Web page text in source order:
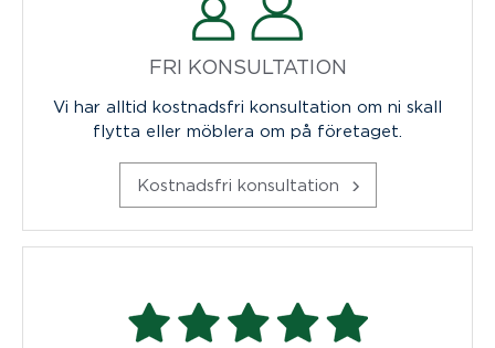
FRI KONSULTATION
Vi har alltid kostnadsfri konsultation om ni skall
flytta eller möblera om på företaget.
Kostnadsfri konsultation